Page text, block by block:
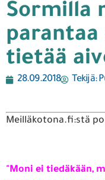
Sormilla
tietää
28.09.2018 Tekijä:
Meilläkotona.fi:stä
"Moni ei tiedäkään,